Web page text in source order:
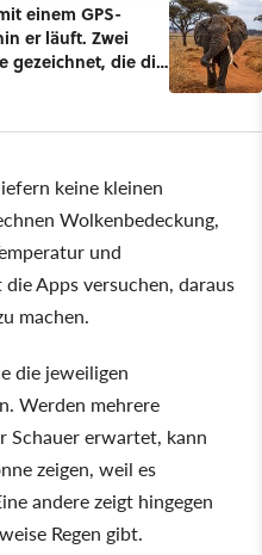
einem GPS-
er läuft. Zwei
gezeichnet, die die
keine kleinen
Wolkenbedeckung,
und
Apps versuchen, daraus
machen.
die jeweiligen
Werden mehrere
Schauer erwartet, kann
zeigen, weil es
andere zeigt hingegen
Regen gibt.